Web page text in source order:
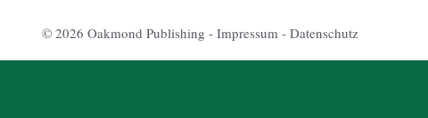
© 2026 Oakmond Publishing - Impressum- Datenschutz